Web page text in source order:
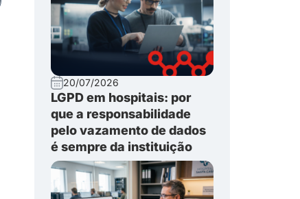
20/07/2026
LGPD em hospitais: por
que a responsabilidade
pelo vazamento de dados
é sempre da instituição